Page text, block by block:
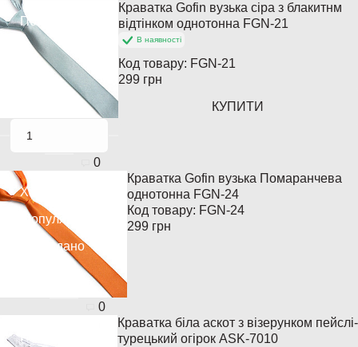
Популярний
0
Краватка Gofin вузька сіра з блакитнм
відтінком однотонна FGN-21
В наявності
Код товару: FGN-21
299 грн
КУПИТИ
Хіт продажів
Популярний
Продано
0
Краватка Gofin вузька Помаранчева
однотонна FGN-24
Код товару: FGN-24
299 грн
Популярний
Краватка біла аскот з візерунком пейслі-
турецький огірок ASK-7010